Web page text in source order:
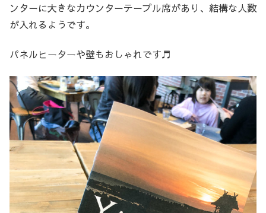
ンターに大きなカウンターテーブル席があり、結構な人数
が入れるようです。
パネルヒーターや壁もおしゃれです♬